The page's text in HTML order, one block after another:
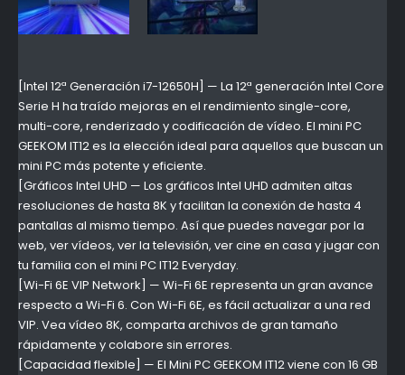
[Intel 12ª Generación i7-12650H] — La 12ª generación Intel Core
Serie H ha traído mejoras en el rendimiento single-core,
multi-core, renderizado y codificación de vídeo. El mini PC
GEEKOM IT12 es la elección ideal para aquellos que buscan un
mini PC más potente y eficiente.
[Gráficos Intel UHD — Los gráficos Intel UHD admiten altas
resoluciones de hasta 8K y facilitan la conexión de hasta 4
pantallas al mismo tiempo. Así que puedes navegar por la
web, ver vídeos, ver la televisión, ver cine en casa y jugar con
tu familia con el mini PC IT12 Everyday.
[Wi-Fi 6E VIP Network] — Wi-Fi 6E representa un gran avance
respecto a Wi-Fi 6. Con Wi-Fi 6E, es fácil actualizar a una red
VIP. Vea vídeo 8K, comparta archivos de gran tamaño
rápidamente y colabore sin errores.
[Capacidad flexible] — El Mini PC GEEKOM IT12 viene con 16 GB